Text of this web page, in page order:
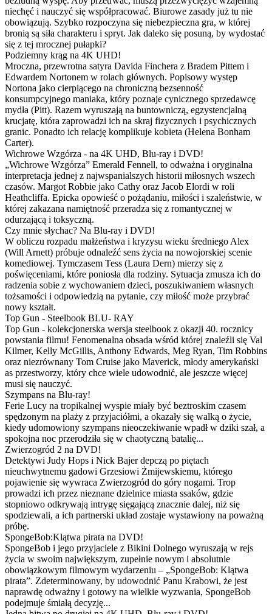
niechęć i nauczyć się współpracować. Biurowe zasady już tu nie
obowiązują. Szybko rozpoczyna się niebezpieczna gra, w której
bronią są siła charakteru i spryt. Jak daleko się posuną, by wydostać
się z tej mrocznej pułapki?
Podziemny krąg na 4K UHD!
Mroczna, przewrotna satyra Davida Finchera z Bradem Pittem i
Edwardem Nortonem w rolach głównych. Popisowy występ
Nortona jako cierpiącego na chroniczną bezsenność
konsumpcyjnego maniaka, który poznaje cynicznego sprzedawcę
mydła (Pitt). Razem wyruszają na buntowniczą, egzystencjalną
krucjatę, która zaprowadzi ich na skraj fizycznych i psychicznych
granic. Ponadto ich relację komplikuje kobieta (Helena Bonham
Carter).
Wichrowe Wzgórza - na 4K UHD, Blu-ray i DVD!
„Wichrowe Wzgórza” Emerald Fennell, to odważna i oryginalna
interpretacja jednej z najwspanialszych historii miłosnych wszech
czasów. Margot Robbie jako Cathy oraz Jacob Elordi w roli
Heathcliffa. Epicka opowieść o pożądaniu, miłości i szaleństwie, w
której zakazana namiętność przeradza się z romantycznej w
odurzającą i toksyczną.
Czy mnie słychac? Na Blu-ray i DVD!
W obliczu rozpadu małżeństwa i kryzysu wieku średniego Alex
(Will Arnett) próbuje odnaleźć sens życia na nowojorskiej scenie
komediowej. Tymczasem Tess (Laura Dern) mierzy się z
poświęceniami, które poniosła dla rodziny. Sytuacja zmusza ich do
radzenia sobie z wychowaniem dzieci, poszukiwaniem własnych
tożsamości i odpowiedzią na pytanie, czy miłość może przybrać
nowy kształt.
Top Gun - Steelbook BLU- RAY
Top Gun - kolekcjonerska wersja steelbook z okazji 40. rocznicy
powstania filmu! Fenomenalna obsada wśród której znaleźli się Val
Kilmer, Kelly McGillis, Anthony Edwards, Meg Ryan, Tim Robbins
oraz niezrównany Tom Cruise jako Maverick, młody amerykański
as przestworzy, który chce wiele udowodnić, ale jeszcze więcej
musi się nauczyć.
Szympans na Blu-ray!
Ferie Lucy na tropikalnej wyspie miały być beztroskim czasem
spędzonym na plaży z przyjaciółmi, a okazały się walką o życie,
kiedy udomowiony szympans nieoczekiwanie wpadł w dziki szał, a
spokojna noc przerodziła się w chaotyczną batalię...
Zwierzogród 2 na DVD!
Detektywi Judy Hops i Nick Bajer depczą po piętach
nieuchwytnemu gadowi Grzesiowi Żmijewskiemu, którego
pojawienie się wywraca Zwierzogród do góry nogami. Trop
prowadzi ich przez nieznane dzielnice miasta ssaków, gdzie
stopniowo odkrywają intrygę sięgającą znacznie dalej, niż się
spodziewali, a ich partnerski układ zostaje wystawiony na poważną
próbę.
SpongeBob:Klątwa pirata na DVD!
SpongeBob i jego przyjaciele z Bikini Dolnego wyruszają w rejs
życia w swoim największym, zupełnie nowym i absolutnie
obowiązkowym filmowym wydarzeniu – „SpongeBob: Klątwa
pirata”. Zdeterminowany, by udowodnić Panu Krabowi, że jest
naprawdę odważny i gotowy na wielkie wyzwania, SpongeBob
podejmuje śmiałą decyzję...